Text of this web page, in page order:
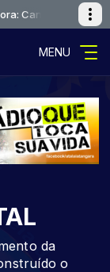
Canção e Louvor -
MENU
da
o